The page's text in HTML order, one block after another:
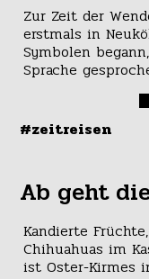
Zur Zeit der
erstmals in
Symbolen
Sprache
#zeitreisen
Ab geht
Kandierte
Chihuahuas im
ist Oster-Kirmes